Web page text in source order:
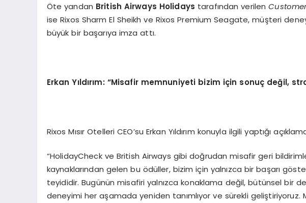
Öte yandan British Airways Holidays tarafından verilen
ise Rixos Sharm El Sheikh ve Rixos Premium Seagate, müşteri
büyük bir başarıya imza attı.
Erkan Yıldırım: “Misafir memnuniyeti bizim için sonuç değil,
Rixos Mısır Otelleri CEO’su Erkan Yıldırım konuyla ilgili yaptığı
“HolidayCheck ve British Airways gibi doğrudan misafir geri
kaynaklarından gelen bu ödüller, bizim için yalnızca bir başarı
teyididir. Bugünün misafiri yalnızca konaklama değil, bütünsel bir
deneyimi her aşamada yeniden tanımlıyor ve sürekli geliştiriyoruz.